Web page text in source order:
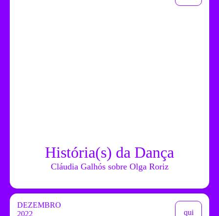
História(s) da Dança
Cláudia Galhós sobre Olga Roriz
DEZEMBRO
2022
qui